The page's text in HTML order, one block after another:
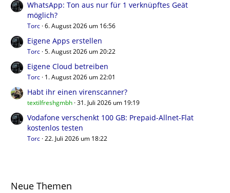
WhatsApp: Ton aus nur für 1 verknüpftes Geät
möglich?
Torc 6. August 2026 um 16:56
Eigene Apps erstellen
Torc 5. August 2026 um 20:22
Eigene Cloud betreiben
Torc 1. August 2026 um 22:01
Habt ihr einen virenscanner?
textilfreshgmbh 31. Juli 2026 um 19:19
Vodafone verschenkt 100 GB: Prepaid-Allnet-Flat
kostenlos testen
Torc 22. Juli 2026 um 18:22
Neue Themen